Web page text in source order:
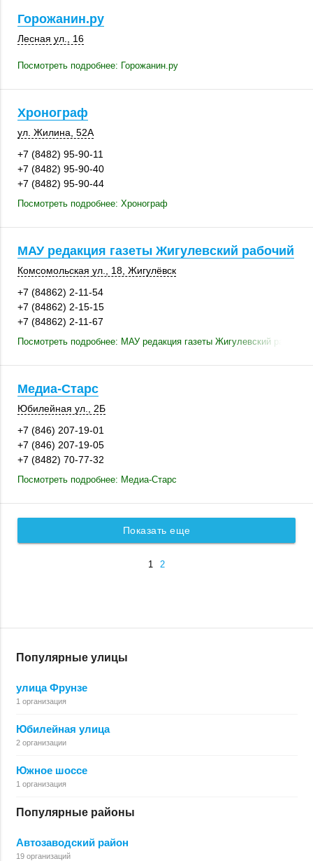
Горожанин.ру
Лесная ул., 16
Посмотреть подробнее: Горожанин.ру
Хронограф
ул. Жилина 52А
+7 (8482) 95-90-11
+7 (8482) 95-90-40
+7 (8482) 95-90-44
Посмотреть подробнее: Хронограф
МАУ редакция газеты Жигулевский рабочий
Комсомольская ул., 18, Жигулёвск
+7 (84862) 2-11-54
+7 (84862) 2-15-15
+7 (84862) 2-11-67
Посмотреть подробнее: МАУ редакция газеты Жигулевский рабочий
Медиа-Старс
Юбилейная ул., 2Б
+7 (846) 207-19-01
+7 (846) 207-19-05
+7 (8482) 70-77-32
Посмотреть подробнее: Медиа-Старс
Показать еще
1 2
Популярные улицы
улица Фрунзе
1 организация
Юбилейная улица
2 организации
Южное шоссе
1 организация
Популярные районы
Автозаводский район
19 организаций